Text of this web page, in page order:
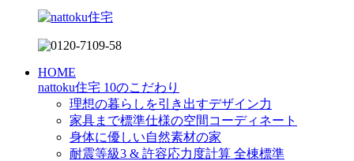
HOME
nattoku住宅 10のこだわり
理想の暮らしを引き出すデザイン力
家具まで標準仕様の空間コーディネート
身体に優しい自然素材の家
耐震等級3 & 許容応力度計算 全棟標準